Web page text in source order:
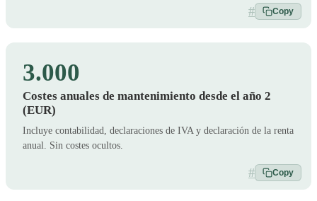
# Copy
3.000
Costes anuales de mantenimiento desde el año 2
(EUR)
Incluye contabilidad, declaraciones de IVA y declaración de la renta
anual. Sin costes ocultos.
# Copy